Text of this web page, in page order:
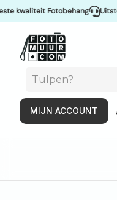
Fotobehang
MIJN ACCOUNT